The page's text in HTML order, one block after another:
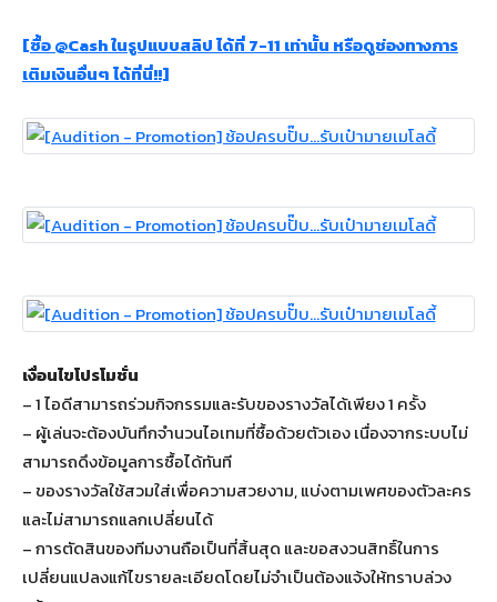
[ซื้อ @Cash ในรูปแบบสลิป ได้ที่ 7-11 เท่านั้น หรือดูช่องทางการ
เติมเงินอื่นๆ ได้ที่นี่!!]
เงื่อนไขโปรโมชั่น
– 1 ไอดีสามารถร่วมกิจกรรมและรับของรางวัลได้เพียง 1 ครั้ง
– ผู้เล่นจะต้องบันทึกจำนวนไอเทมที่ซื้อด้วยตัวเอง เนื่องจากระบบไม่
สามารถดึงข้อมูลการซื้อได้ทันที
– ของรางวัลใช้สวมใส่เพื่อความสวยงาม, แบ่งตามเพศของตัวละคร
และไม่สามารถแลกเปลี่ยนได้
– การตัดสินของทีมงานถือเป็นที่สิ้นสุด และขอสงวนสิทธิ์ในการ
เปลี่ยนแปลงแก้ไขรายละเอียดโดยไม่จำเป็นต้องแจ้งให้ทราบล่วง